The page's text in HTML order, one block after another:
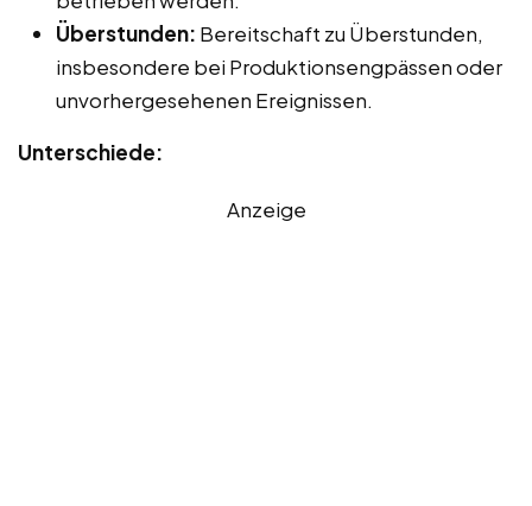
Überstunden: Bereitschaft zu Überstunden,
insbesondere bei Produktionsengpässen oder
unvorhergesehenen Ereignissen.
Unterschiede:
Anzeige